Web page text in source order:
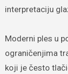
interpretaciju
Moderni ples u
ograničenjima
koji je često